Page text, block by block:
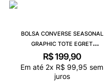
BOLSA CONVERSE SEASONAL
GRAPHIC TOTE EGRET
10025535A01
R$ 199,90
Em até 2x R$ 99,95 sem
juros